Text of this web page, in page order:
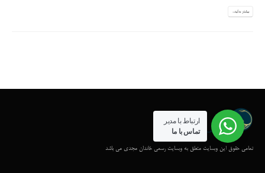
بیشتر بدانید...
تمامی حقوق این وبسایت متعلق به وبسایت رسمی خاندان مجدی می باشد
ارتباط با مدیر
تماس با ما